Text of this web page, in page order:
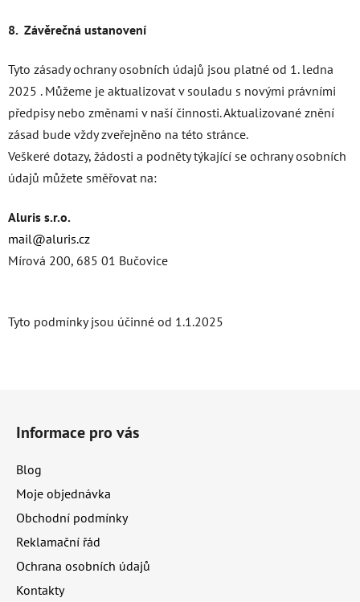
8. Závěrečná ustanovení
Tyto zásady ochrany osobních údajů jsou platné od 1. ledna
2025 . Můžeme je aktualizovat v souladu s novými právními
předpisy nebo změnami v naší činnosti. Aktualizované znění
zásad bude vždy zveřejněno na této stránce.
Veškeré dotazy, žádosti a podněty týkající se ochrany osobních
údajů můžete směřovat na:
Aluris s.r.o.
mail@aluris.cz
Mírová 200, 685 01 Bučovice
Tyto podmínky jsou účinné od 1.1.2025
Informace pro vás
Blog
Moje objednávka
Obchodní podmínky
Reklamační řád
Ochrana osobních údajů
Kontakty